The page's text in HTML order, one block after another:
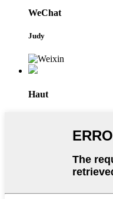
WeChat
Judy
Haut